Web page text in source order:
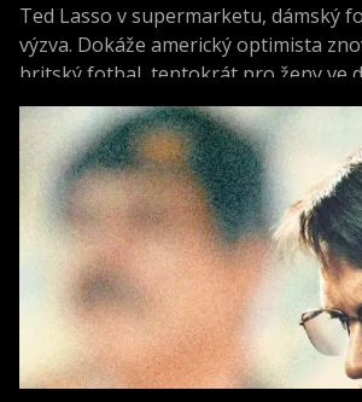
Ted Lasso v supermarketu, dámský
výzva. Dokáže americký optimista
britský fotbal, tentokrát pro ženy ve